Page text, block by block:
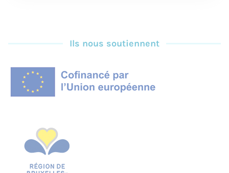
Ils nous soutiennent